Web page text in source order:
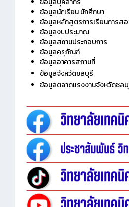
ประวัติวิทยาลัย
ข้อมูลบุคลากร
ข้อมูลนักเรียน นักศึกษา
ข้อมูลหลักสูตรการเรียนการสอน
ข้อมูลงบประมาณ
ข้อมูลสถานประกอบการ
ข้อมูลครุภัณฑ์
ข้อมูลอาคารสถานที่
ข้อมูลจังหวัดชลบุรี